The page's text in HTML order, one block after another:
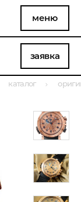
меню
заявка
каталог